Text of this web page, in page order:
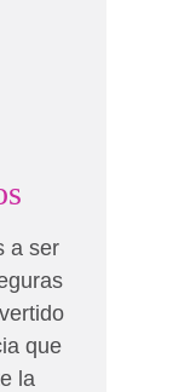
a ser
que
la